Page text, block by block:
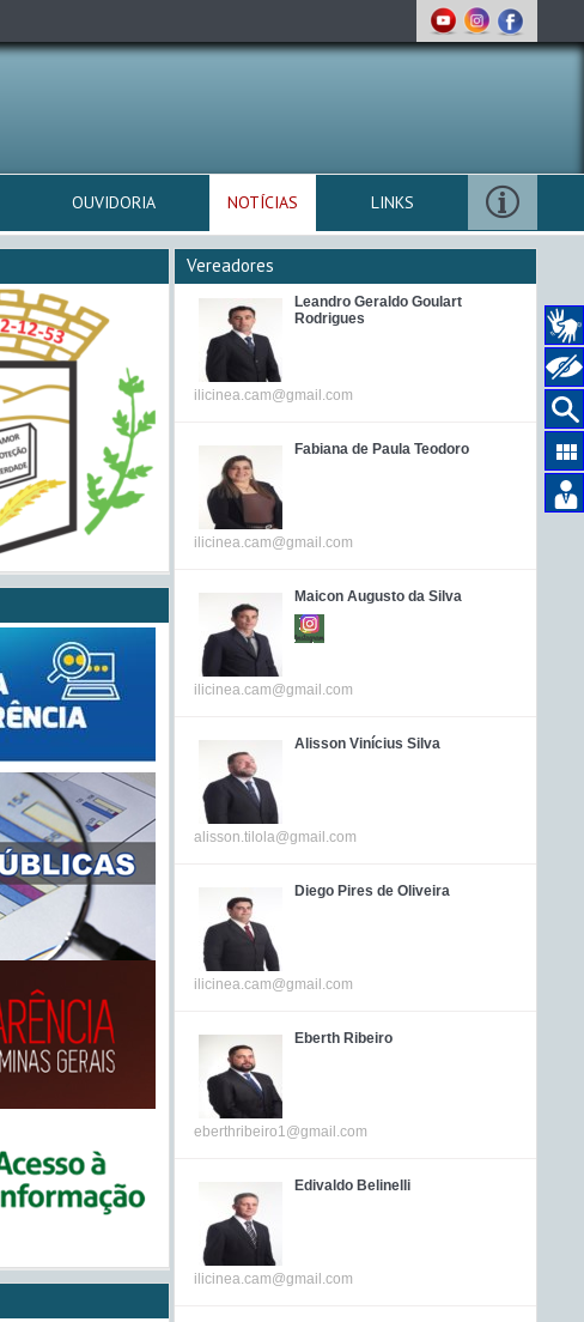
OUVIDORIA NOTÍCIAS LINKS
Vereadores
Leandro Geraldo Goulart
Rodrigues
ilicinea.cam@gmail.com
Fabiana de Paula Teodoro
ilicinea.cam@gmail.com
Maicon Augusto da Silva
ilicinea.cam@gmail.com
Alisson Vinícius Silva
alisson.tilola@gmail.com
Diego Pires de Oliveira
ilicinea.cam@gmail.com
Eberth Ribeiro
eberthribeiro1@gmail.com
Edivaldo Belinelli
ilicinea.cam@gmail.com